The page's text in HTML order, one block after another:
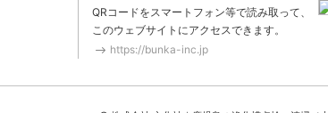
QRコードをスマートフォン等で読み取って、
このウェブサイトにアクセスできます。
https://bunka-inc.jp